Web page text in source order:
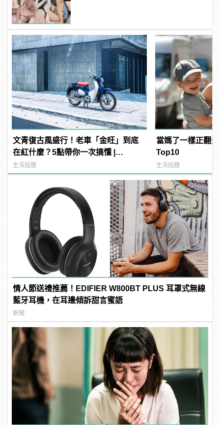
文青復古風盛行！老車「金旺」到底
在紅什麼？5點帶你一次搞懂 |
manfashion這樣變型男
生活話題
當媽了一樣正翻
Top10
生活話題
情人節送禮推薦！EDIFIER W800BT PLUS 耳罩式無線
藍牙耳機，在耳邊傾訴甜言蜜語
新聞